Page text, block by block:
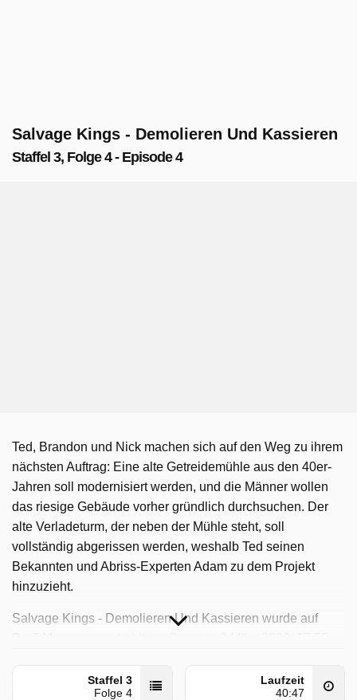
Salvage Kings - Demolieren Und Kassieren
Staffel 3, Folge 4 - Episode 4
Ted, Brandon und Nick machen sich auf den Weg zu ihrem
nächsten Auftrag: Eine alte Getreidemühle aus den 40er-
Jahren soll modernisiert werden, und die Männer wollen
das riesige Gebäude vorher gründlich durchsuchen. Der
alte Verladeturm, der neben der Mühle steht, soll
vollständig abgerissen werden, weshalb Ted seinen
Bekannten und Abriss-Experten Adam zu dem Projekt
hinzuzieht.
Salvage Kings - Demolieren Und Kassieren wurde auf
Staffel 3
Folge 4
Laufzeit
40:47